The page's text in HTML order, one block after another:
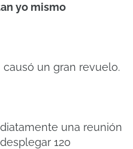
yo mismo
un gran revuelo.
una reunión
120